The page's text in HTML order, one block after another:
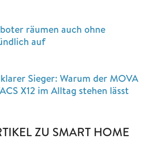
räumen auch ohne
auf
Sieger: Warum der MOVA
X12 im Alltag stehen lässt
ZU SMART HOME